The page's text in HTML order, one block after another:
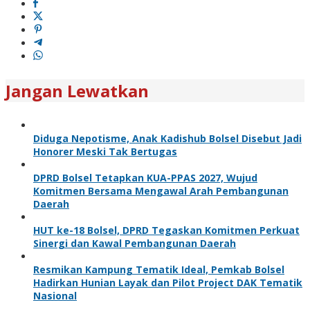
Jangan Lewatkan
Diduga Nepotisme, Anak Kadishub Bolsel Disebut Jadi
Honorer Meski Tak Bertugas
DPRD Bolsel Tetapkan KUA-PPAS 2027, Wujud
Komitmen Bersama Mengawal Arah Pembangunan
Daerah
HUT ke-18 Bolsel, DPRD Tegaskan Komitmen Perkuat
Sinergi dan Kawal Pembangunan Daerah
Resmikan Kampung Tematik Ideal, Pemkab Bolsel
Hadirkan Hunian Layak dan Pilot Project DAK Tematik
Nasional